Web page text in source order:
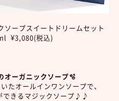
ソープスイートドリームセット
¥3,080(税込)
ーガニックソープ🫧
たオールインワンソープで、
できるマジックソープ♪♪